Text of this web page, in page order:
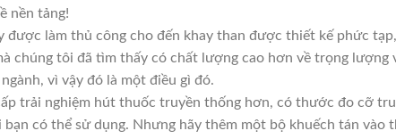
nền tảng!
được làm thủ công cho đến khay than được thiết kế phức
chúng tôi đã tìm thấy có chất lượng cao hơn về trọng
vì vậy đó là một điều gì đó.
trải nghiệm hút thuốc truyền thống hơn, có thước đo cỡ
bạn có thể sử dụng. Nhưng hãy thêm một bộ khuếch tán